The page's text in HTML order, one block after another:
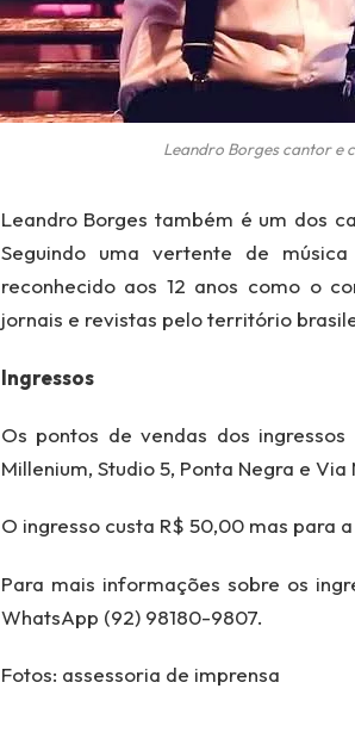
Leandro Borges cantor e
Leandro Borges também é um dos
Seguindo uma vertente de
reconhecido aos 12 anos como o
jornais e revistas pelo território
Ingressos
Os pontos de vendas dos
Millenium, Studio 5, Ponta Negra e
O ingresso custa R$ 50,00 mas para
Para mais informações sobre os
WhatsApp (92) 98180-9807.
Fotos: assessoria de imprensa